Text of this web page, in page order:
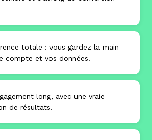
totale : vous gardez la main
compte et vos données.
long, avec une vraie
de résultats.